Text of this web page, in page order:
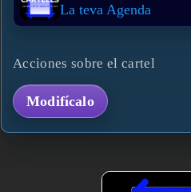
La teva Agenda
Acciones sobre el cartel
Modifícalo